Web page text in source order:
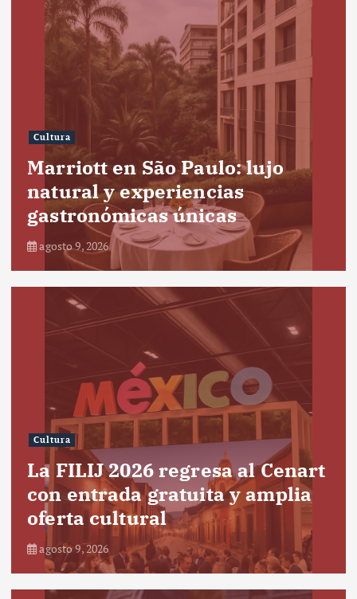
Cultura
Marriott en São Paulo: lujo
natural y experiencias
gastronómicas únicas
agosto 9, 2026
Cultura
La FILIJ 2026 regresa al Cenart
con entrada gratuita y amplia
oferta cultural
agosto 9, 2026